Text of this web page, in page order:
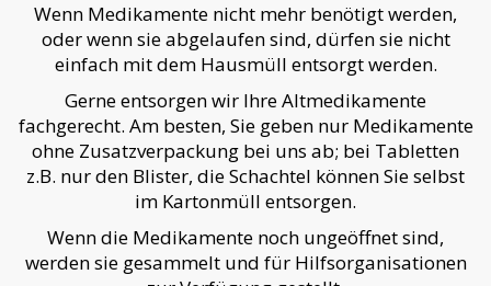
Wenn Medikamente nicht mehr benötigt werden,
oder wenn sie abgelaufen sind, dürfen sie nicht
einfach mit dem Hausmüll entsorgt werden.
Gerne entsorgen wir Ihre Altmedikamente
fachgerecht. Am besten, Sie geben nur Medikamente
ohne Zusatzverpackung bei uns ab; bei Tabletten
z.B. nur den Blister, die Schachtel können Sie selbst
im Kartonmüll entsorgen.
Wenn die Medikamente noch ungeöffnet sind,
werden sie gesammelt und für Hilfsorganisationen